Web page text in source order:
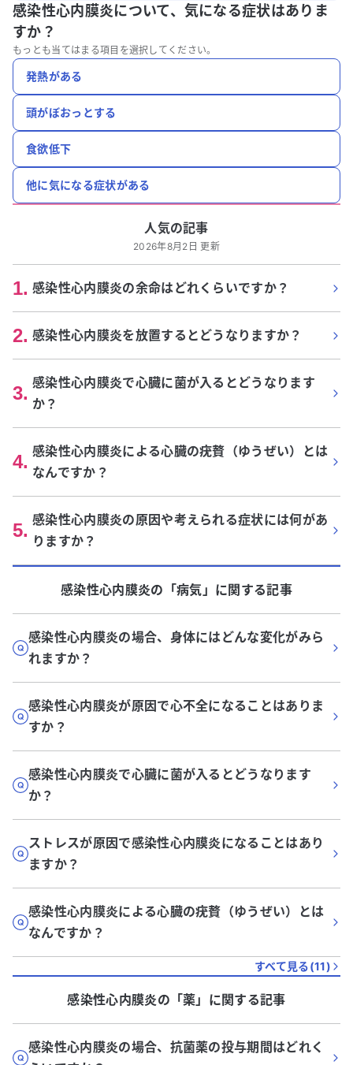
感染性心内膜炎について、 気になる症状はありま
すか？
もっとも当てはまる項目を選択してください。
発熱がある
頭がぼおっとする
食欲低下
他に気になる症状がある
人気の記事
2026年8月2日 更新
1. 感染性心内膜炎の余命はどれくらいですか？
2. 感染性心内膜炎を放置するとどうなりますか？
3. 感染性心内膜炎で心臓に菌が入るとどうなります
か？
4. 感染性心内膜炎による心臓の疣贅（ゆうぜい）とは
なんですか？
5. 感染性心内膜炎の原因や考えられる症状には何があ
りますか？
感染性心内膜炎の「病気 」に関する記事
感染性心内膜炎の場合、身体にはどんな変化がみら
れますか？
感染性心内膜炎が原因で心不全になることはありま
すか？
感染性心内膜炎で心臓に菌が入るとどうなります
か？
ストレスが原因で感染性心内膜炎になることはあり
ますか？
感染性心内膜炎による心臓の疣贅（ゆうぜい）とは
なんですか？
すべて見る(11)
感染性心内膜炎の「薬」に関する記事
感染性心内膜炎の場合、抗菌薬の投与期間はどれく